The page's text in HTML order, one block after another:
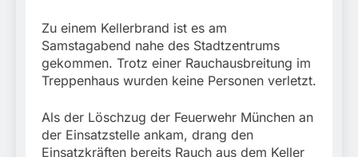
Zu einem Kellerbrand ist es am
Samstagabend nahe des Stadtzentrums
gekommen. Trotz einer Rauchausbreitung im
Treppenhaus wurden keine Personen verletzt.
Als der Löschzug der Feuerwehr München an
der Einsatzstelle ankam, drang den
Einsatzkräften bereits Rauch aus dem Keller